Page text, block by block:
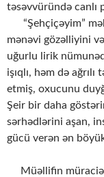
təsəvvüründə canlı
“Şehçiçəyim”
mənəvi gözəlliyini
uğurlu lirik
işıqlı, həm də
etmiş, oxucunu
Şeir bir daha
sərhədlərini aşan,
gücü verən ən
Müəllifin müraciət